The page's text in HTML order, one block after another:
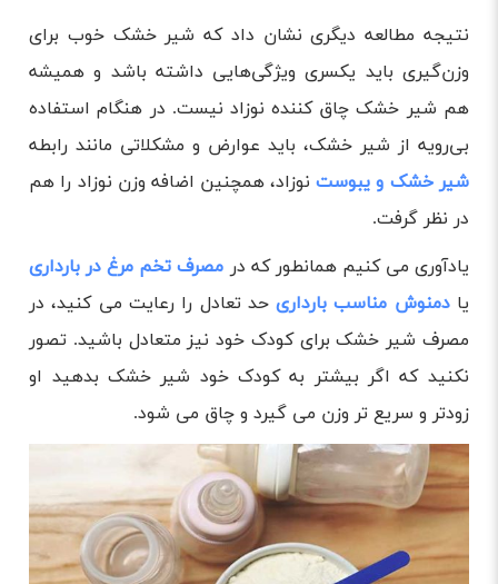
نتیجه مطالعه دیگری نشان داد که شیر خشک خوب برای
وزن‌گیری باید یکسری ویژگی‌هایی داشته باشد و همیشه
هم شیر خشک چاق کننده نوزاد نیست. در هنگام استفاده
بی‌رویه از شیر خشک، باید عوارض و مشکلاتی مانند رابطه
شیر خشک و یبوست نوزاد، همچنین اضافه وزن نوزاد را هم
در نظر گرفت.
یادآوری می کنیم همانطور که در مصرف تخم مرغ در بارداری
یادمنوش مناسب بارداریحد تعادل را رعایت می کنید، در
مصرف شیر خشک برای کودک خود نیز متعادل باشید. تصور
نکنید که اگر بیشتر به کودک خود شیر خشک بدهید او
زودتر و سریع تر وزن می گیرد و چاق می شود.